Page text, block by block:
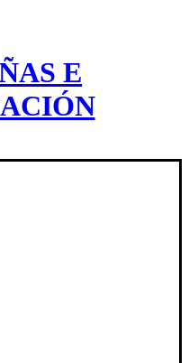
E